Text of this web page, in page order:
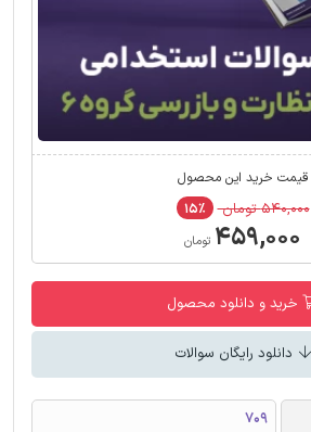
قیمت خرید این محصول
۵۴۰,۰۰۰ تومان ۱۵٪
۴۵۹,۰۰۰ تومان
خرید و دانلود محصول
دانلود رایگان سوالات
709